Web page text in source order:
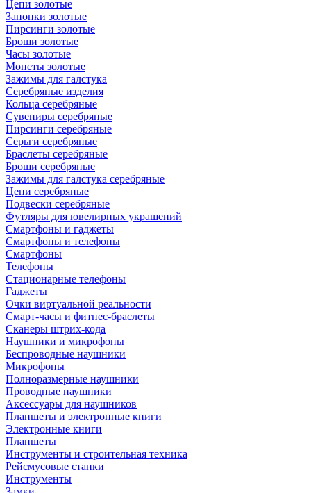
Цепи золотые
Запонки золотые
Пирсинги золотые
Броши золотые
Часы золотые
Монеты золотые
Зажимы для галстука
Серебряные изделия
Кольца серебряные
Сувениры серебряные
Пирсинги серебряные
Серьги серебряные
Браслеты серебряные
Броши серебряные
Зажимы для галстука серебряные
Цепи серебряные
Подвески серебряные
Футляры для ювелирных украшений
Смартфоны и гаджеты
Смартфоны и телефоны
Смартфоны
Телефоны
Стационарные телефоны
Гаджеты
Очки виртуальной реальности
Смарт-часы и фитнес-браслеты
Сканеры штрих-кода
Наушники и микрофоны
Беспроводные наушники
Микрофоны
Полноразмерные наушники
Проводные наушники
Аксессуары для наушников
Планшеты и электронные книги
Электронные книги
Планшеты
Инструменты и строительная техника
Рейсмусовые станки
Инструменты